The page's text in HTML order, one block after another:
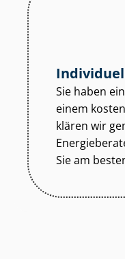
Sie haben
einem
klären wir
Sie am